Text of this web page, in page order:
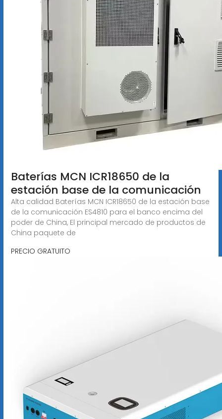
Baterías MCN ICR18650 de la
estación base de la comunicación
Alta calidad Baterías MCN ICR18650 de la estación base
de la comunicación ES4810 para el banco encima del
poder de China, El principal mercado de productos de
China paquete de
PRECIO GRATUITO